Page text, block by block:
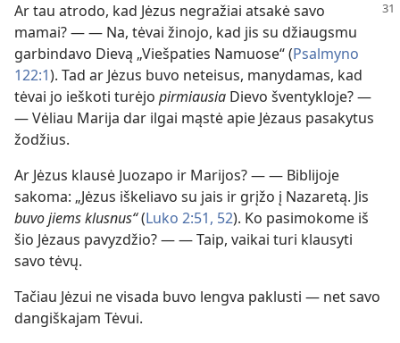
Ar tau atrodo, kad Jėzus negražiai atsakė savo
mamai? — — Na, tėvai žinojo, kad jis su džiaugsmu
garbindavo Dievą „Viešpaties Namuose“ (Psalmyno
122:1). Tad ar Jėzus buvo neteisus, manydamas, kad
tėvai jo ieškoti turėjo pirmiausia Dievo šventykloje? —
— Vėliau Marija dar ilgai mąstė apie Jėzaus pasakytus
žodžius.
Ar Jėzus klausė Juozapo ir Marijos? — — Biblijoje
sakoma: „Jėzus iškeliavo su jais ir grįžo į Nazaretą. Jis
buvo jiems klusnus“(Luko 2:51, 52). Ko pasimokome iš
šio Jėzaus pavyzdžio? — — Taip, vaikai turi klausyti
savo tėvų.
Tačiau Jėzui ne visada buvo lengva paklusti — net savo
dangiškajam Tėvui.